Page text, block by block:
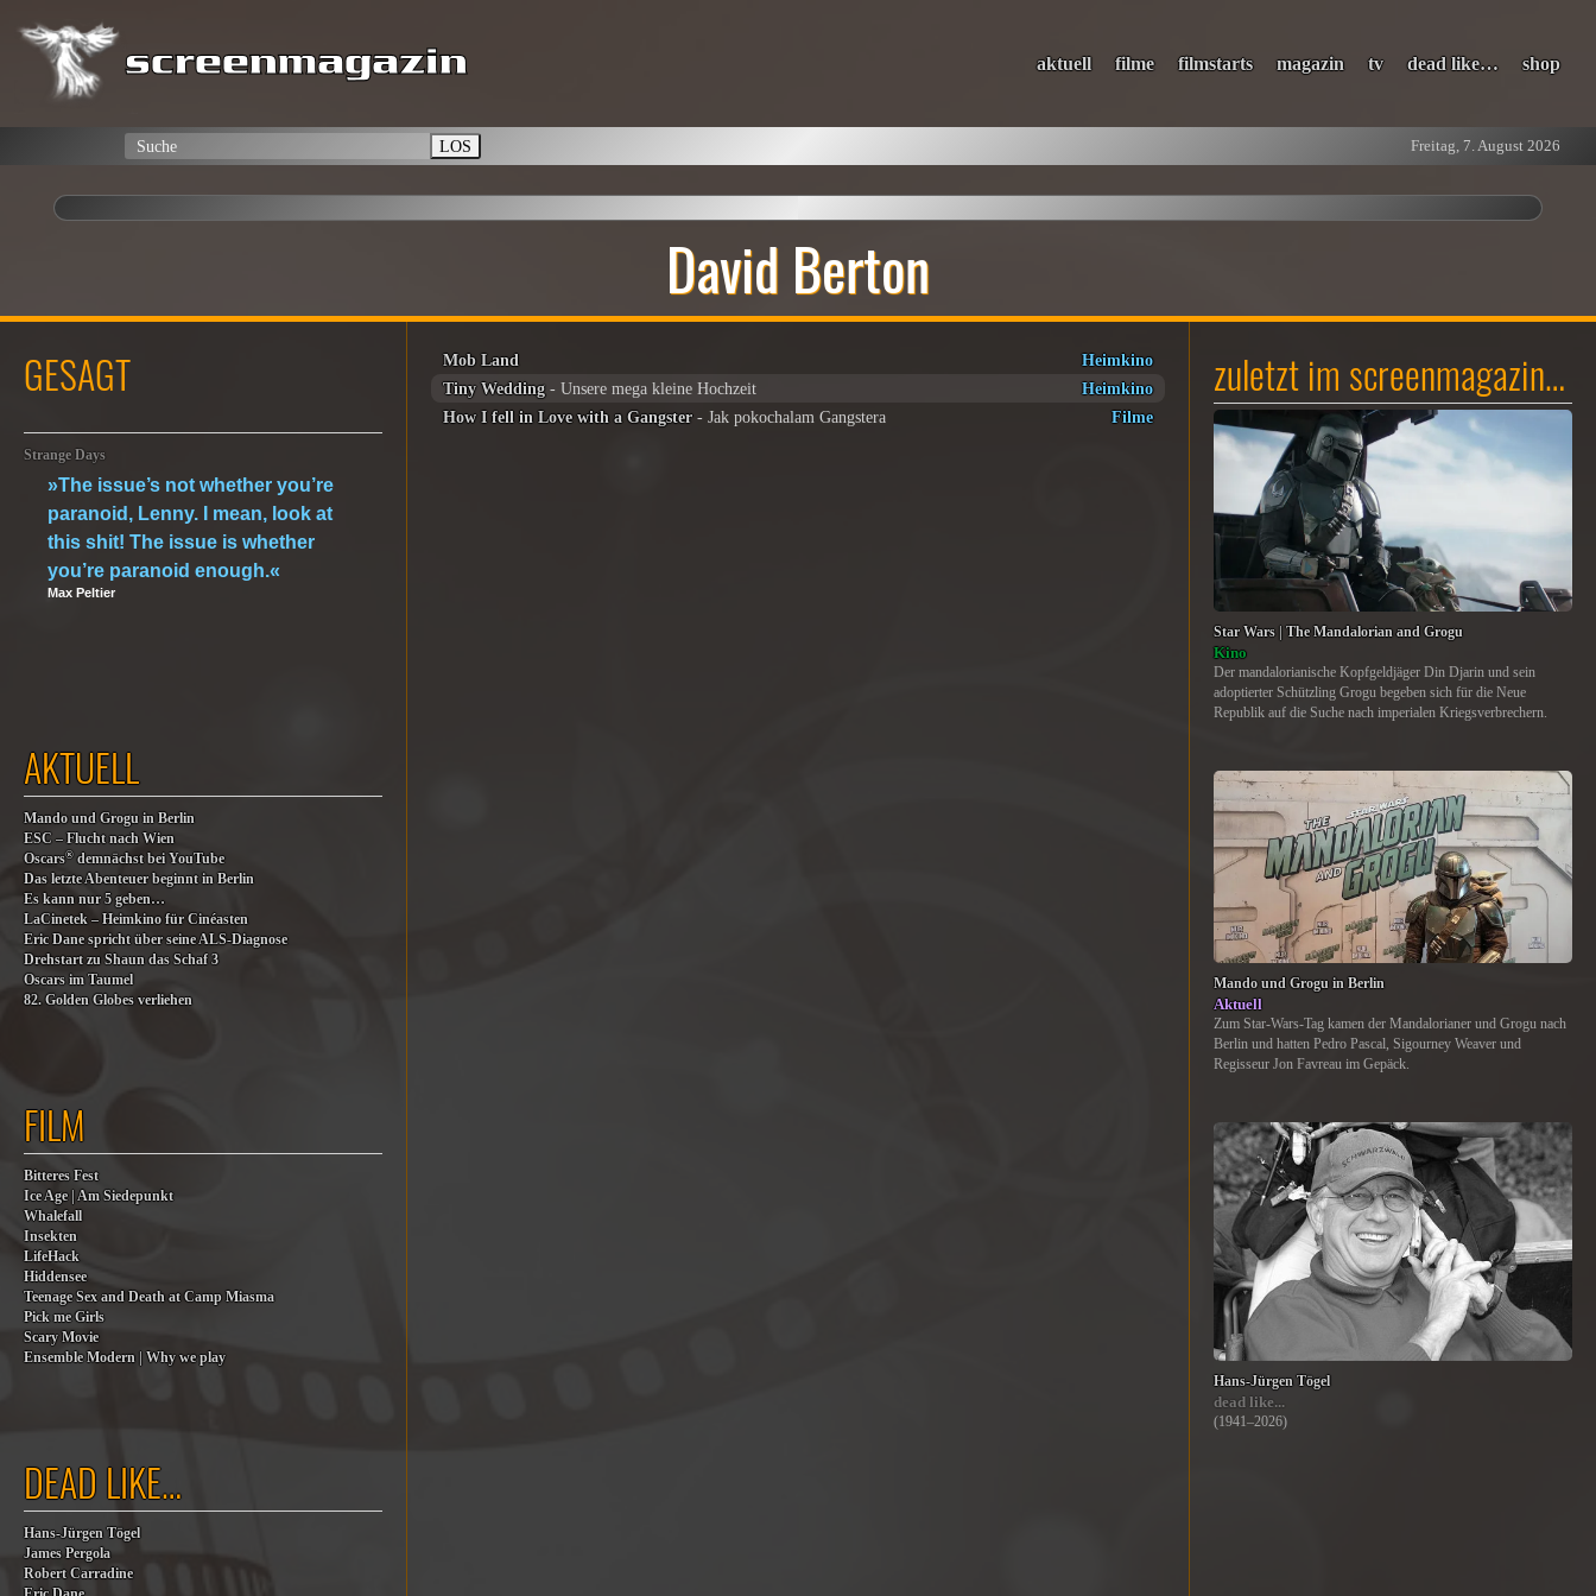
aktuell filme filmstarts magazin tv dead like… shop
LOS Freitag, 7. August 2026
David Berton
Mob Land
Heimkino
Tiny Wedding - Unsere mega kleine Hochzeit
Heimkino
How I fell in Love with a Gangster- Jak pokochalam Gangstera Filme
GESAGT
Strange Days
»The issue’s not whether you’re
paranoid, Lenny. I mean, look at
this shit! The issue is whether
you’re paranoid enough.«
Max Peltier
AKTUELL
Mando und Grogu in Berlin
ESC – Flucht nach Wien
Oscars® demnächst bei YouTube
Das letzte Abenteuer beginnt in Berlin
Es kann nur 5 geben…
LaCinetek – Heimkino für Cinéasten
Eric Dane spricht über seine ALS-Diagnose
Drehstart zu Shaun das Schaf 3
Oscars im Taumel
82. Golden Globes verliehen
FILM
Bitteres Fest
Ice Age | Am Siedepunkt
Whalefall
Insekten
LifeHack
Hiddensee
Teenage Sex and Death at Camp Miasma
Pick me Girls
Scary Movie
Ensemble Modern | Why we play
DEAD LIKE…
Hans-Jürgen Tögel
James Pergola
Robert Carradine
zuletzt im screenmagazin…
Star Wars | The Mandalorian and Grogu
Kino
Der mandalorianische Kopfgeldjäger Din Djarin und sein
adoptierter Schützling Grogu begeben sich für die Neue
Republik auf die Suche nach imperialen Kriegsverbrechern.
Mando und Grogu in Berlin
Aktuell
Zum Star-Wars-Tag kamen der Mandalorianer und Grogu nach
Berlin und hatten Pedro Pascal, Sigourney Weaver und
Regisseur Jon Favreau im Gepäck.
Hans-Jürgen Tögel
dead like...
(1941–2026)